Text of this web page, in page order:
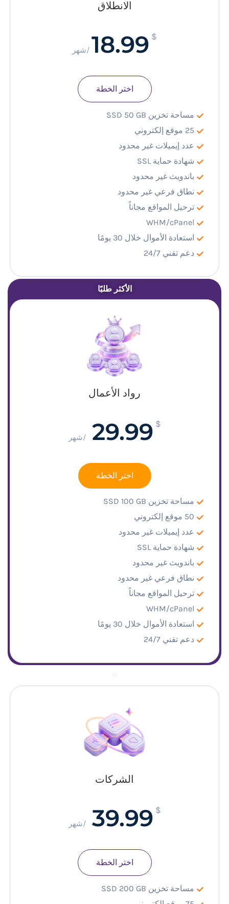
الانطلاق
$
18.99 /شهر
مساحة تخزين SSD 50 GB
25 موقع إلكتروني
عدد إيميلات غير محدود
شهادة حماية SSL
باندويث غير محدود
نطاق فرعي غير محدود
ترحيل المواقع مجاناً
WHM/cPanel
استعادة الأموال خلال 30 يومًا
دعم تقني 24/7
اختر الخطة
الأكثر طلبًا
رواد الأعمال
$
29.99 /شهر
مساحة تخزين SSD 100 GB
50 موقع إلكتروني
عدد إيميلات غير محدود
شهادة حماية SSL
باندويث غير محدود
نطاق فرعي غير محدود
ترحيل المواقع مجاناً
WHM/cPanel
استعادة الأموال خلال 30 يومًا
دعم تقني 24/7
اختر الخطة
الشركات
$
39.99 /شهر
مساحة تخزين SSD 200 GB
اختر الخطة